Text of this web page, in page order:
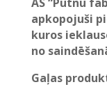
apkopojuši
kuros
no
Gaļas